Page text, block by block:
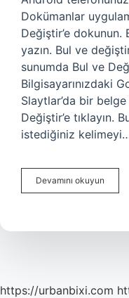
Dokümanlar
Değiştir’e
yazın. Bul ve
sunumda Bul ve
Bilgisayarınızdaki
Slaytlar’da bir
Değiştir’e tıklayın.
istediğiniz
Devamını okuyun
F
https://urbanbixi.com